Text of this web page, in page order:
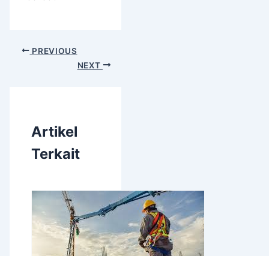
PREVIOUS
NEXT
Artikel
Terkait